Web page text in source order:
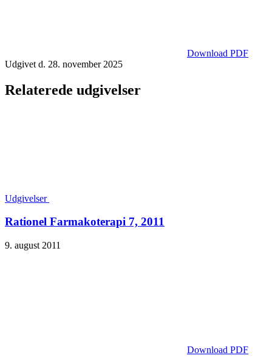
Download PDF
Udgivet d. 28. november 2025
Relaterede udgivelser
Udgivelser
Rationel Farmakoterapi 7, 2011
9. august 2011
Download PDF